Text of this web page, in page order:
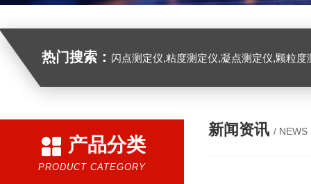
热门搜索： 闪点测定仪,粘度测定仪,凝点测定仪,颗粒
产品分类
PRODUCT CATEGORY
新闻资讯 / NEWS